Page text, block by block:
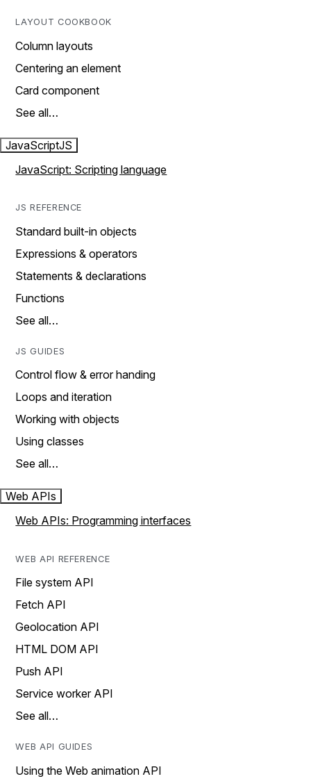
LAYOUT COOKBOOK
Column layouts
Centering an element
Card component
See all…
JavaScriptJS
JavaScript: Scripting language
JS REFERENCE
Standard built-in objects
Expressions & operators
Statements & declarations
Functions
See all…
JS GUIDES
Control flow & error handing
Loops and iteration
Working with objects
Using classes
See all…
Web APIs
Web APIs: Programming interfaces
WEB API REFERENCE
File system API
Fetch API
Geolocation API
HTML DOM API
Push API
Service worker API
See all…
WEB API GUIDES
Using the Web animation API